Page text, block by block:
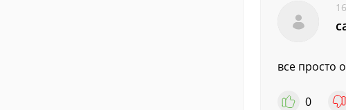
все просто
0